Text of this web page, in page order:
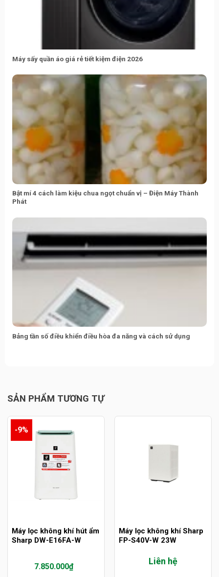
Máy sấy quần áo giá rẻ tiết kiệm điện 2026
Bật mí 4 cách làm kiệu chua ngọt chuẩn vị – Điện Máy Thành
Phát
Bảng tần số điều khiển điều hòa đa năng và cách sử dụng
SẢN PHẨM TƯƠNG TỰ
-9%
Máy lọc không khí hút ẩm
Sharp DW-E16FA-W
7.850.000₫
Máy lọc không khí Sharp
FP-S40V-W 23W
Liên hệ